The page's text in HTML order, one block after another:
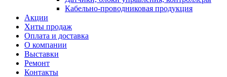
Кабельно-проводниковая продукция
Акции
Хиты продаж
Оплата и доставка
О компании
Выставки
Ремонт
Контакты